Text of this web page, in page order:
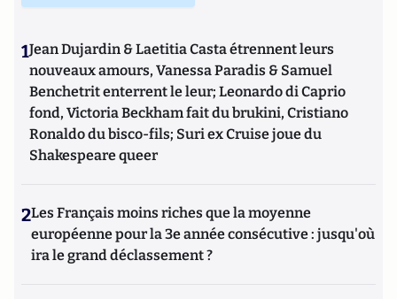
1Jean Dujardin & Laetitia Casta étrennent leurs
nouveaux amours, Vanessa Paradis & Samuel
Benchetrit enterrent le leur; Leonardo di Caprio
fond, Victoria Beckham fait du brukini, Cristiano
Ronaldo du bisco-fils; Suri ex Cruise joue du
Shakespeare queer
2Les Français moins riches que la moyenne
européenne pour la 3e année consécutive : jusqu'où
ira le grand déclassement ?